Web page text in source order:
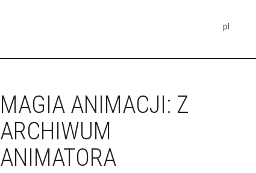
pl
MAGIA ANIMACJI: Z
ARCHIWUM
ANIMATORA